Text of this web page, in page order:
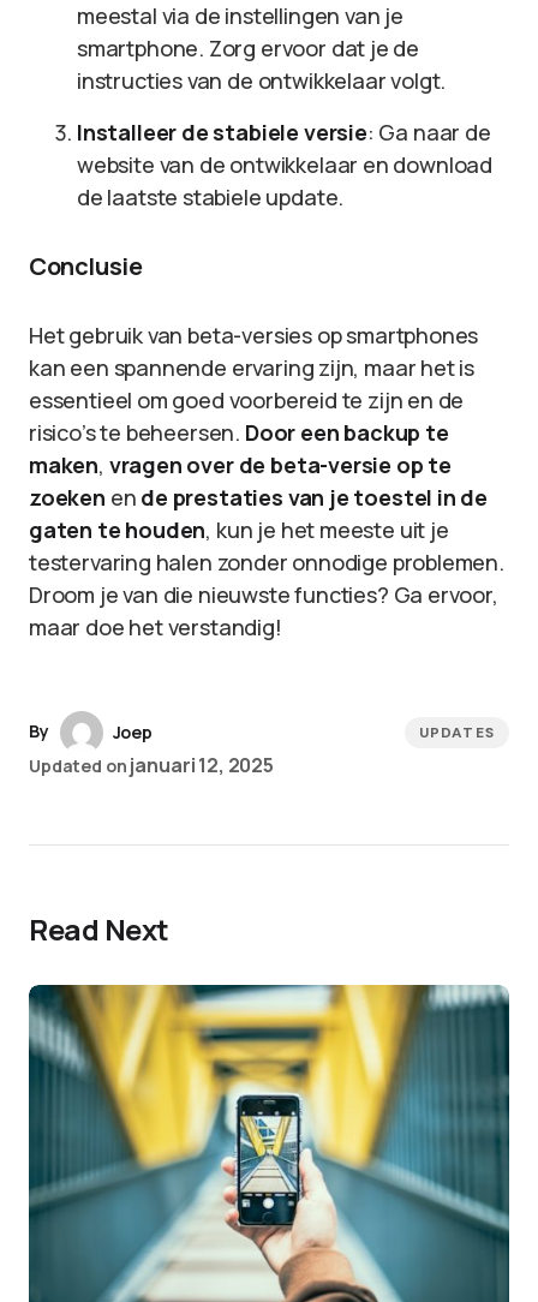
meestal via de instellingen van je
smartphone. Zorg ervoor dat je de
instructies van de ontwikkelaar volgt.
Installeer de stabiele versie: Ga naar de
website van de ontwikkelaar en download
de laatste stabiele update.
Conclusie
Het gebruik van beta-versies op smartphones
kan een spannende ervaring zijn, maar het is
essentieel om goed voorbereid te zijn en de
risico’s te beheersen. Door een backup te
maken, vragen over de beta-versie op te
zoeken en de prestaties van je toestel in de
gaten te houden, kun je het meeste uit je
testervaring halen zonder onnodige problemen.
Droom je van die nieuwste functies? Ga ervoor,
maar doe het verstandig!
By
Joep
Updated on januari 12, 2025
UPDATES
Read Next